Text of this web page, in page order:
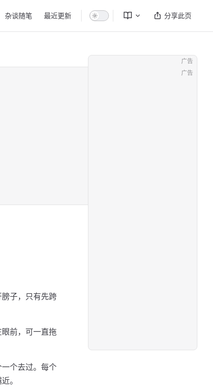
杂谈随笔 最近更新 分享此页
广告
广告
子，只有先跨
前，可一直拖
个去过。每个
。